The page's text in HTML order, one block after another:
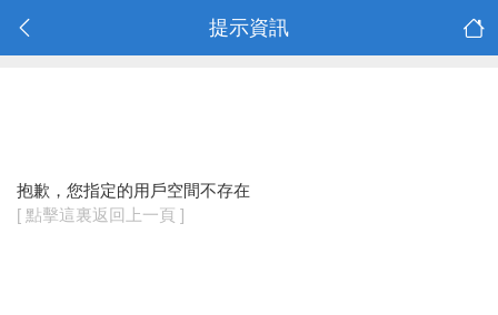
提示資訊
抱歉，您指定的用戶空間不存在
[ 點擊這裏返回上一頁 ]